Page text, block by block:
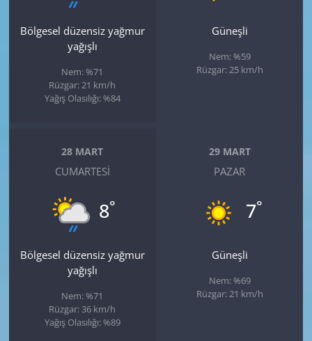
Bölgesel düzensiz yağmur
yağışlı
Nem: %71
Rüzgar: 21 km/h
Yağış Olasılığı: %84
Güneşli
Nem: %59
Rüzgar: 25 km/h
28 MART
CUMARTESI
8°
Bölgesel düzensiz yağmur
yağışlı
Nem: %71
Rüzgar: 36 km/h
Yağış Olasılığı: %89
29 MART
PAZAR
7°
Güneşli
Nem: %69
Rüzgar: 21 km/h